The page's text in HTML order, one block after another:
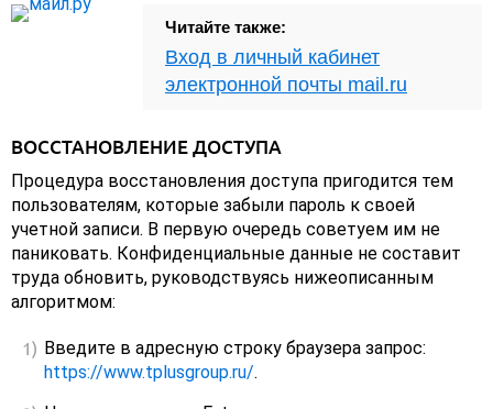
Читайте также:
Вход в личный кабинет
электронной почты mail.ru
ВОССТАНОВЛЕНИЕ ДОСТУПА
Процедура восстановления доступа пригодится тем
пользователям, которые забыли пароль к своей
учетной записи. В первую очередь советуем им не
паниковать. Конфиденциальные данные не составит
труда обновить, руководствуясь нижеописанным
алгоритмом:
Введите в адресную строку браузера запрос:
https://www.tplusgroup.ru/.